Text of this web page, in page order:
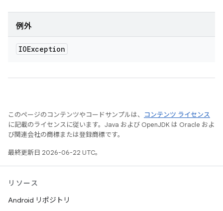
例外
IOException
このページのコンテンツやコードサンプルは、
コンテンツ ライセンス
に記載のライセンスに従います。Java および OpenJDK は Oracle およ
び関連会社の商標または登録商標です。
最終更新日 2026-06-22 UTC。
リソース
Android リポジトリ